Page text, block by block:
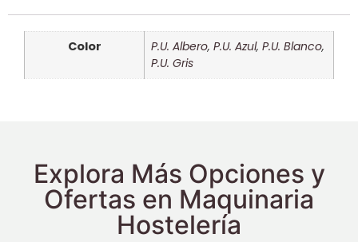
Color P.U. Albero, P.U. Azul, P.U. Blanco,
P.U. Gris
Explora Más Opciones y
Ofertas en Maquinaria
Hostelería